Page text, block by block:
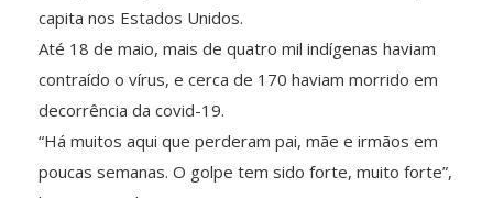
capita nos Estados Unidos.
Até 18 de maio, mais de quatro mil indígenas haviam
contraído o vírus, e cerca de 170 haviam morrido em
decorrência da covid-19.
“Há muitos aqui que perderam pai, mãe e irmãos em
poucas semanas. O golpe tem sido forte, muito forte”,